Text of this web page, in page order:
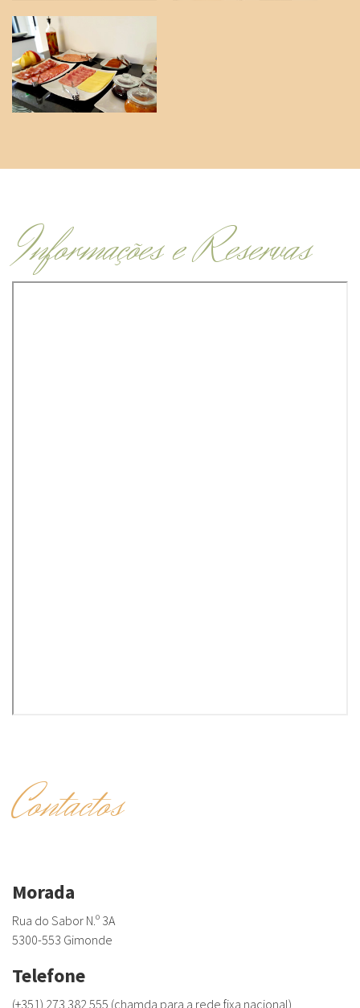
Informações e Reservas
Contactos
Morada
Rua do Sabor N.º 3A
5300-553 Gimonde
Telefone
(+351) 273 382 555 (chamda para a rede fixa nacional)